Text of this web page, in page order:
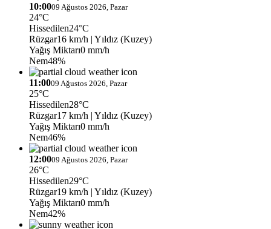
10:0009 Ağustos 2026, Pazar
24°C
Hissedilen24°C
Rüzgar16 km/h | Yıldız (Kuzey)
Yağış Miktarı0 mm/h
Nem48%
11:0009 Ağustos 2026, Pazar
25°C
Hissedilen28°C
Rüzgar17 km/h | Yıldız (Kuzey)
Yağış Miktarı0 mm/h
Nem46%
12:0009 Ağustos 2026, Pazar
26°C
Hissedilen29°C
Rüzgar19 km/h | Yıldız (Kuzey)
Yağış Miktarı0 mm/h
Nem42%